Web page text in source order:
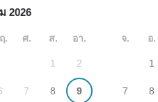
2026
. ศ. ส. อา.
1 2
7 8 9
จ. อ.
1
7 8